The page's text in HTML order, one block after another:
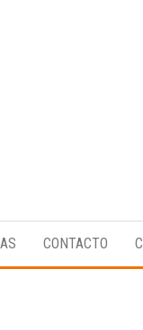
Magazine
digital
enfocado
cultura,
CONTACTO